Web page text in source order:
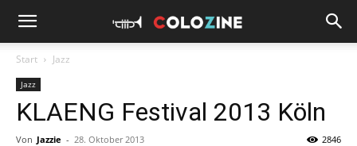
Start Jazz
Jazz
KLAENG Festival 2013 Köln
Von Jazzie - 28. Oktober 2013 2846